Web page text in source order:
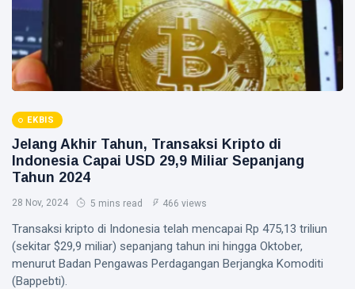
Pilkada 2024
Donald Trump
PT IKPP Perawang
Politik
PSSI
EKBIS
Jelang Akhir Tahun, Transaksi Kripto di
Indonesia Capai USD 29,9 Miliar Sepanjang
Tahun 2024
28 Nov, 2024 5 mins read 466 views
Transaksi kripto di Indonesia telah mencapai Rp 475,13 triliun
(sekitar $29,9 miliar) sepanjang tahun ini hingga Oktober,
menurut Badan Pengawas Perdagangan Berjangka Komoditi
(Bappebti).